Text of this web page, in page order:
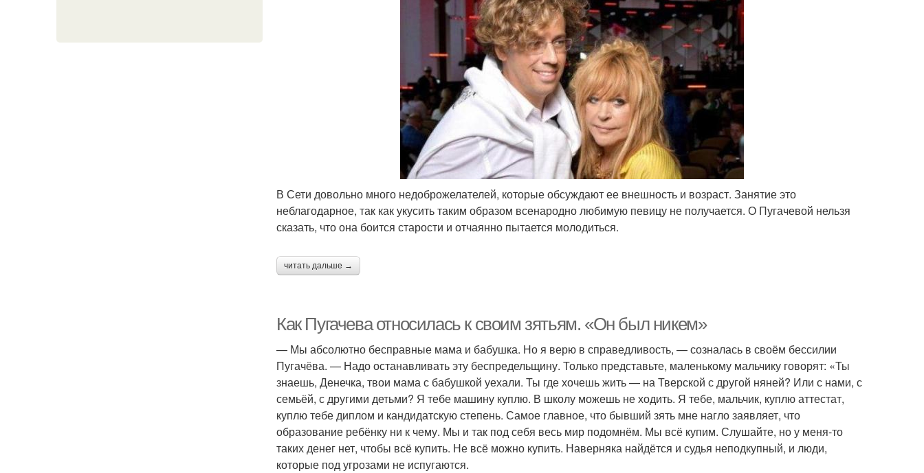
В Сети довольно много недоброжелателей, которые обсуждают ее внешность и возраст. Занятие это
неблагодарное, так как укусить таким образом всенародно любимую певицу не получается. О Пугачевой нельзя
сказать, что она боится старости и отчаянно пытается молодиться.
читать дальше →
Как Пугачева относилась к своим зятьям. «Он был никем»
— Мы абсолютно бесправные мама и бабушка. Но я верю в справедливость, — созналась в своём бессилии
Пугачёва. — Надо останавливать эту беспредельщину. Только представьте, маленькому мальчику говорят: «Ты
знаешь, Денечка, твои мама с бабушкой уехали. Ты где хочешь жить — на Тверской с другой няней? Или с нами, с
семьёй, с другими детьми? Я тебе машину куплю. В школу можешь не ходить. Я тебе, мальчик, куплю аттестат,
куплю тебе диплом и кандидатскую степень. Самое главное, что бывший зять мне нагло заявляет, что
образование ребёнку ни к чему. Мы и так под себя весь мир подомнём. Мы всё купим. Слушайте, но у меня-то
таких денег нет, чтобы всё купить. Не всё можно купить. Наверняка найдётся и судья неподкупный, и люди,
которые под угрозами не испугаются.